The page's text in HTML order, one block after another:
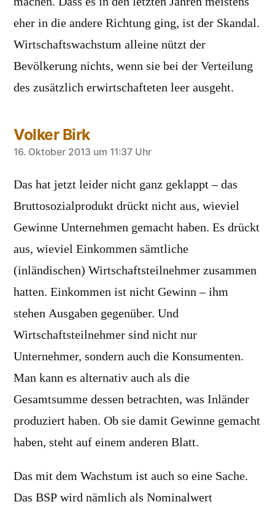
eher in die andere Richtung ging, ist der Skandal.
Wirtschaftswachstum alleine nützt der
Bevölkerung nichts, wenn sie bei der Verteilung
des zusätzlich erwirtschafteten leer ausgeht.
Volker Birk
sagt:
16. Oktober 2013 um 11:37 Uhr
Das hat jetzt leider nicht ganz geklappt – das
Bruttosozialprodukt drückt nicht aus, wieviel
Gewinne Unternehmen gemacht haben. Es drückt
aus, wieviel Einkommen sämtliche
(inländischen) Wirtschaftsteilnehmer zusammen
hatten. Einkommen ist nicht Gewinn – ihm
stehen Ausgaben gegenüber. Und
Wirtschaftsteilnehmer sind nicht nur
Unternehmer, sondern auch die Konsumenten.
Man kann es alternativ auch als die
Gesamtsumme dessen betrachten, was Inländer
produziert haben. Ob sie damit Gewinne gemacht
haben, steht auf einem anderen Blatt.
Das mit dem Wachstum ist auch so eine Sache.
Das BSP wird nämlich als Nominalwert